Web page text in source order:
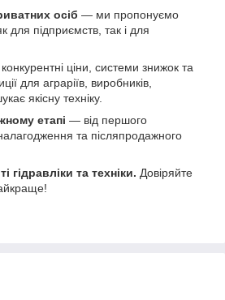
осіб — ми пропонуємо
для підприємств, так і для
ціни, системи знижок та
для аграріїв, виробників,
якісну техніку.
етапі — від першого
та післяпродажного
та техніки. Довіряйте